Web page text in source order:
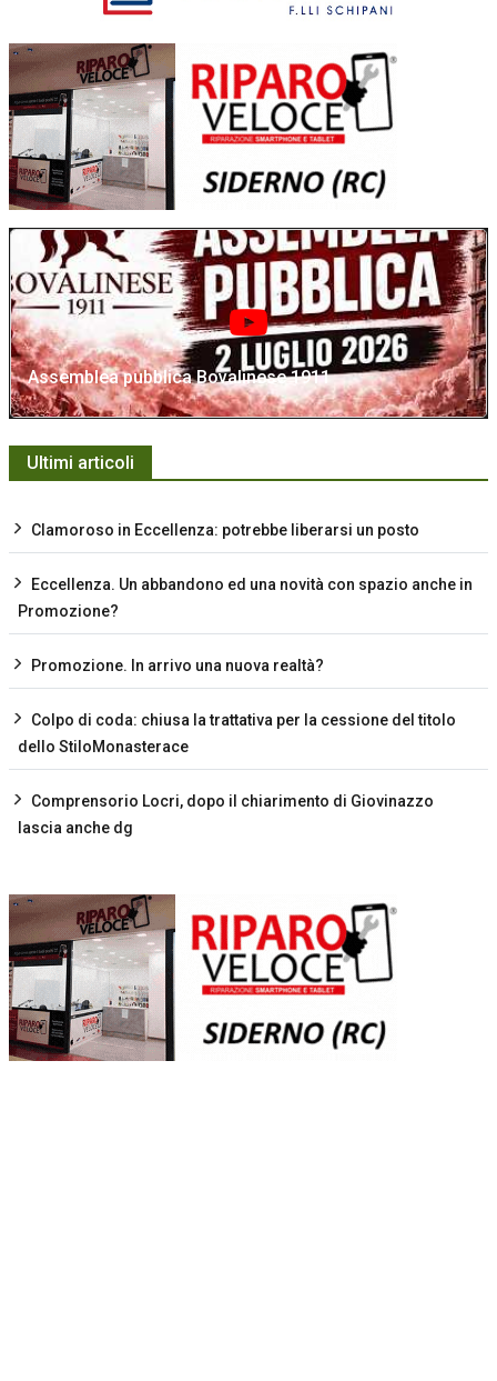
Assemblea pubblica Bovalinese 1911
Ultimi articoli
Clamoroso in Eccellenza: potrebbe liberarsi un posto
Eccellenza. Un abbandono ed una novità con spazio anche in
Promozione?
Promozione. In arrivo una nuova realtà?
Colpo di coda: chiusa la trattativa per la cessione del titolo
dello StiloMonasterace
Comprensorio Locri, dopo il chiarimento di Giovinazzo
lascia anche dg